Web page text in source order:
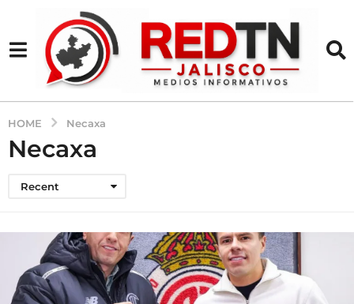
HOME Necaxa
Necaxa
Recent